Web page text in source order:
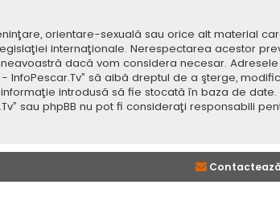
orientare-sexuală sau orice alt material
internaţionale. Nerespectarea acestor
dacă vom considera necesar.
să aibă dreptul de a şterge,
introdusă să fie stocată în baza de date.
sau phpBB nu pot fi consideraţi responsabili